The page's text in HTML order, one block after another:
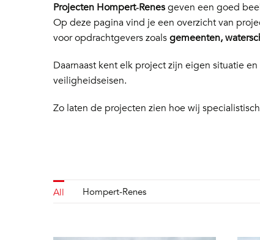
Projecten Hompert‑Renesgeven een goed
Op deze pagina vind je een overzicht van
voor opdrachtgevers zoalsgemeenten,
Daarnaast kent elk project zijn eigen situatie
veiligheidseisen.
Zo laten de projecten zien hoe wij
All Hompert-Renes